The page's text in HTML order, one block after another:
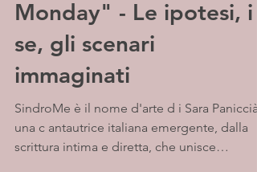
Monday" - Le ipotesi, i
se, gli scenari
immaginati
SindroMe è il nome d'arte d i Sara Paniccià,
una c antautrice italiana emergente, dalla
scrittura intima e diretta, che unisce